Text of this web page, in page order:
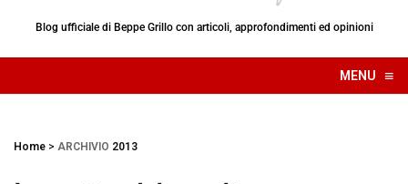
Blog ufficiale di Beppe Grillo con articoli, approfondimenti ed opinioni
MENU ≡
☰
Home > ARCHIVIO 2013